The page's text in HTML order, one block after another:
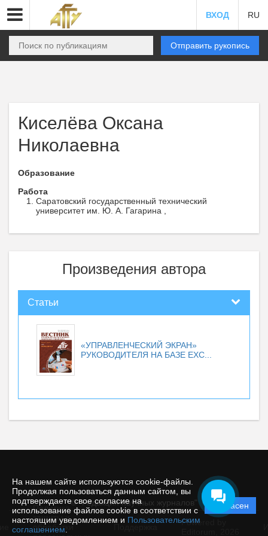
На нашем сайте используются cookie-файлы.
Продолжая пользоваться данным сайтом, вы
подтверждаете свое согласие на
использование файлов cookie в соответствии с
настоящим уведомлением и Пользовательским
соглашением
Согласен
ВХОД RU
Отправить рукопись
Киселёва Оксана
Николаевна
Образование
Работа
Саратовский государственный технический
университет им. Ю. А. Гагарина ,
Произведения автора
Статьи
«УПРАВЛЕНЧЕСКИЙ ЭКРАН»
РУКОВОДИТЕЛЯ НА БАЗЕ EXC...
© "Редакция научных журналов"
Политика
защиты и
обработки
Powered by